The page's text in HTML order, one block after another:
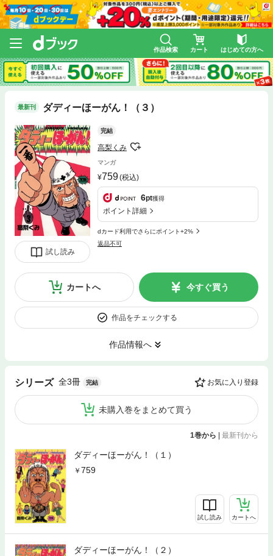
作品検索 カート はじめての方へ
最新刊 ダディーほーがん！（３）
試し読み
完結
高梨くみ
マンガ
759(税込)
6pt獲得
ポイント詳細
dカード利用でさらにポイント+2%
返品不可
カートへ 今すぐ買う
作品をチェックする
作品情報へ
シリーズ 全3冊 完結 お気に入り登録
未購入巻をまとめて買う
1巻から | 最新刊から
ダディーほーがん！（１）
759
試し読み カートへ
ダディーほーがん！（２）